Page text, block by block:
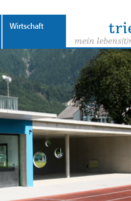
Wirtschaft